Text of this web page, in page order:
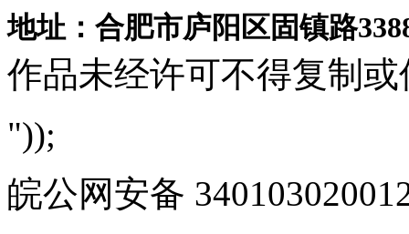
地址：合肥市庐阳区固镇路
作品未经许可不得复制或
"));
皖公网安备